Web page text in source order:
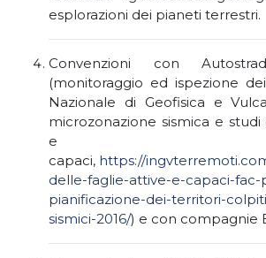
esplorazioni dei pianeti terrestri.
Convenzioni con
(monitoraggio ed ispezione
Nazionale di Geofisica e
microzonazione sismica e
e
capaci, https://
delle-faglie-attive-e-capaci-fac-
pianificazione-dei-territori-
sismici-2016/) e con compagnie